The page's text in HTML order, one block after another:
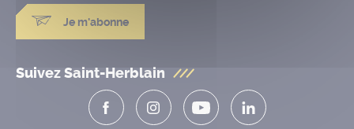
Je m'abonne
Suivez Saint-Herblain